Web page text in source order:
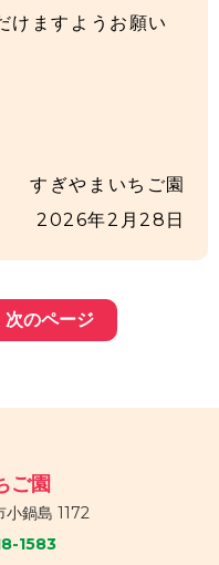
けますようお願い
すぎやまいちご園
2026年2月28日
次のページ
ご園
鍋島 1172
1583